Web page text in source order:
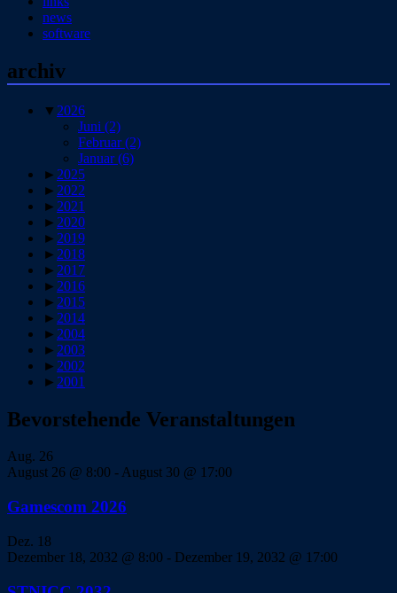
news
software
archiv
▼ 2026
Juni (2)
Februar(2)
Januar(6)
► 2025
► 2022
► 2021
► 2020
► 2019
► 2018
► 2017
► 2016
► 2015
► 2014
► 2004
► 2003
► 2002
► 2001
Bevorstehende Veranstaltungen
Aug. 26
August 26 @ 8:00 -August 30 @ 17:00
Gamescom 2026
Dez. 18
Dezember 18, 2032 @ 8:00 - Dezember 19, 2032 @ 17:00